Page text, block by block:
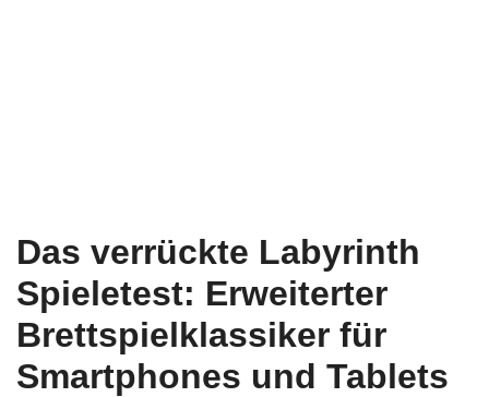
Das verrückte Labyrinth
Spieletest: Erweiterter
Brettspielklassiker für
Smartphones und Tablets